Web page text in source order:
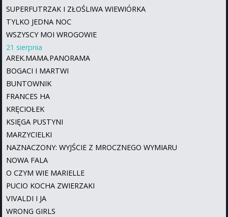
SUPERFUTRZAK I ZŁOŚLIWA WIEWIÓRKA
TYLKO JEDNA NOC
WSZYSCY MOI WROGOWIE
21 sierpnia
AREK.MAMA.PANORAMA
BOGACI I MARTWI
BUNTOWNIK
FRANCES HA
KRĘCIOŁEK
KSIĘGA PUSTYNI
MARZYCIELKI
NAZNACZONY: WYJŚCIE Z MROCZNEGO WYMIARU
NOWA FALA
O CZYM WIE MARIELLE
PUCIO KOCHA ZWIERZAKI
VIVALDI I JA
WRONG GIRLS